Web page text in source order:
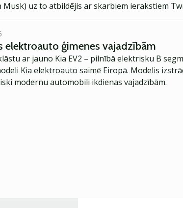
uz to atbildējis ar skarbiem ierakstiem
elektroauto ģimenes vajadzībām
ar jauno Kia EV2 – pilnībā elektrisku B
Kia elektroauto saimē Eiropā. Modelis
modernu automobili ikdienas vajadzībām.